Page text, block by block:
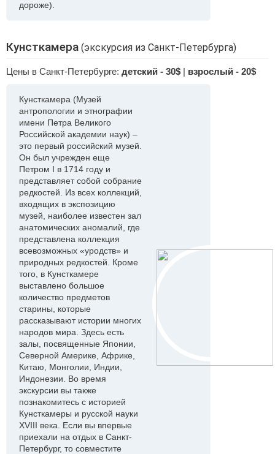
дороже).
Кунсткамера (экскурсия из Санкт-Петербурга)
Цены в Санкт-Петербурге: детский - 30$ | взрослый - 20$
Кунсткамера (Музей
антропологии и этнографии
имени Петра Великого
Российской академии наук) –
это первый российский музей.
Он был учрежден еще
Петром I в 1714 году и
представляет собой собрание
редкостей. Из всех коллекций,
входящих в экспозицию
музей, наиболее известен зал
анатомических аномалий, где
представлена коллекция
всевозможных «уродств» и
природных редкостей. Кроме
того, в Кунсткамере
выставлено большое
количество предметов
старины, которые
рассказывают истории многих
народов мира. Здесь есть
залы, посвященные Японии,
Северной Америке, Африке,
Китаю, Монголии, Индии,
Индонезии. Во время
экскурсии вы также
познакомитесь с историей
Кунсткамеры и русской науки
XVIII века. Если вы впервые
приехали на отдых в Санкт-
Петербург, то совместите